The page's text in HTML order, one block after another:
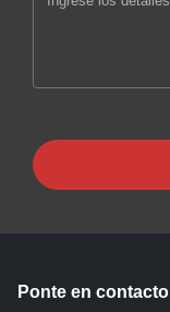
Ponte en contacto